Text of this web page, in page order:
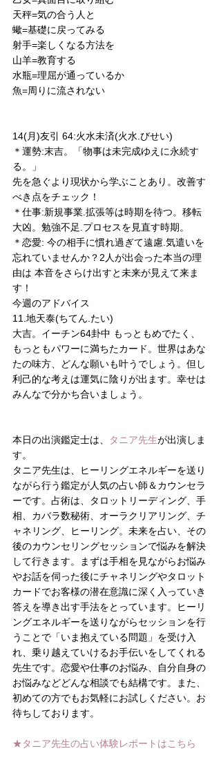
天秤=気の合う人と
蠍=基礎に戻ってみる
射手=楽しくなる方法を
山羊=教育する
水瓶=理屈が通っているか
魚=周りに流されない
14(月)友引 64:火水未済(火水.びせい)
＊運勢:末吉。「物事は未完成ゆえに永続す
る。」
先を急ぐより現状から学ぶことあり。改善す
べき点をチェック！
＊仕事:新規事業.拡張等は時期を待つ。移転
大凶。勉強不足.プロセスを見直す時期。
＊恋愛: 今の相手に慣れ過ぎて遠慮.気遣いを
忘れていませんか？2人が出会った本当の理
由は 本音をさらけ出すと未来が見えて来ま
す！
今週のアドバイス
11.地天泰(ちてん.たい)
大吉。イーチン64卦中 もっともめでたく、
もっともパワーに満ちたカード。世界はあな
たの味方、どんな願いも叶うでしょう。但し
利己的な考えは運気に陰りが出ます。幸せは
みんなで分かち合いましょう。
本日の出演鑑定士は、 タニア先生が出演しま
す。
タニア先生は、ヒーリングエネルギーを送り
ながら行う鑑定が人気の占い師＆カウンセラ
ーです。占術は、タロットリーディング、手
相、カバラ数秘術、オーラクリアリング、チ
ャネリング、ヒーリング。未来を占い、その
後のカウンセリングセッションで悩みを解決
して行きます。まずは手相を見ながらお悩み
やお話を伺った後にチャネリングやタロット
カードでお客様の潜在意識に深く入っていき
答えを導き出す手法をとっています。ヒーリ
ングエネルギーを送りながらセッションを行
うことで「いま抱えている問題」を受け入
れ、乗り越えていけるお手伝いをしてくれる
先生です。恋愛や仕事のお悩み、自分自身の
お悩みなどどんな相談でも結構です。また、
初めての方でもお気軽にお試しください。お
待ちしております。
★タニア先生の占い体験レポートはこちら